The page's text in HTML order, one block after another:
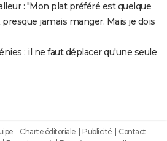
: "Mon plat préféré est quelque
jamais manger. Mais je dois
: il ne faut déplacer qu'une seule
Charte éditoriale Publicité
Contact